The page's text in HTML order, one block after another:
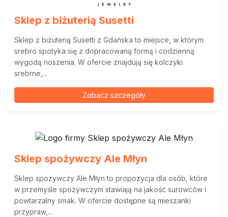
Sklep z biżuterią Susetti
Sklep z biżuterią Susetti z Gdańska to miejsce, w którym
srebro spotyka się z dopracowaną formą i codzienną
wygodą noszenia. W ofercie znajdują się kolczyki
srebrne,...
Zobacz szczegóły
Sklep spożywczy Ale Młyn
Sklep spożywczy Ale Młyn to propozycja dla osób, które
w przemyśle spożywczym stawiają na jakość surowców i
powtarzalny smak. W ofercie dostępne są mieszanki
przypraw,...